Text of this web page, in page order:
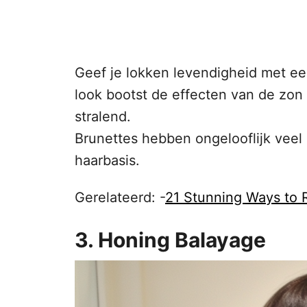
Geef je lokken levendigheid met
look bootst de effecten van de
stralend.
Brunettes hebben ongelooflijk
haarbasis.
Gerelateerd: -21 Stunning Ways to
3. Honing Balayage